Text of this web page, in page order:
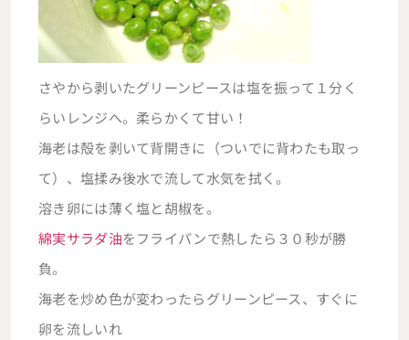
さやから剥いたグリーンピースは塩を振って１分く
らいレンジへ。柔らかくて甘い！
海老は殻を剥いて背開きに（ついでに背わたも取っ
て）、塩揉み後水で流して水気を拭く。
溶き卵には薄く塩と胡椒を。
綿実サラダ油をフライパンで熱したら３０秒が勝
負。
海老を炒め色が変わったらグリーンピース、すぐに
卵を流しいれ